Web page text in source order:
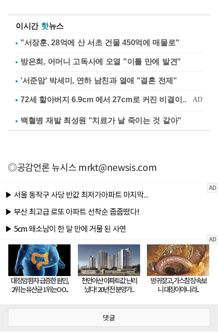
이시간 핫뉴스
"서장훈, 28억에 산 서초 건물 450억에 매물로"
방은희, 어머니 고독사에 오열 "이틀 만에 발견"
'서준맘' 박세미, 연하 남친과 열애 "결혼 전제"
백혈병 재발 최성원 "치료가 날 죽이는 것 같아"
◎공감언론 뉴시스mrkt@newsis.com
댓글